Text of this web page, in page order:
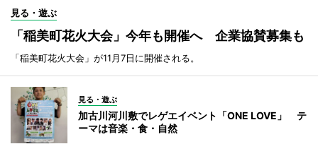
見る・遊ぶ
「稲美町花火大会」今年も開催へ 企業協賛募集も
「稲美町花火大会」が11月7日に開催される。
見る・遊ぶ
加古川河川敷でレゲエイベント「ONE LOVE」 テ
ーマは音楽・食・自然